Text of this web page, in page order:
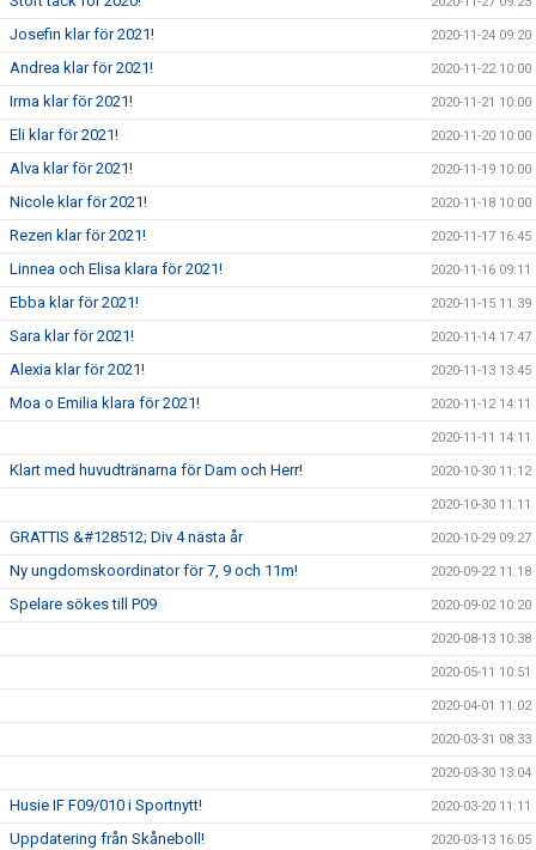
Josefin klar för 2021! 2020-11-24 09:20
Andrea klar för 2021! 2020-11-22 10:00
Irma klar för 2021! 2020-11-21 10:00
Eli klar för 2021! 2020-11-20 10:00
Alva klar för 2021! 2020-11-19 10:00
Nicole klar för 2021! 2020-11-18 10:00
Rezen klar för 2021! 2020-11-17 16:45
Linnea och Elisa klara för 2021! 2020-11-16 09:11
Ebba klar för 2021! 2020-11-15 11:39
Sara klar för 2021! 2020-11-14 17:47
Alexia klar för 2021! 2020-11-13 13:45
Moa o Emilia klara för 2021! 2020-11-12 14:11
2020-11-11 14:11
Klart med huvudtränarna för Dam och Herr! 2020-10-30 11:12
2020-10-30 11:11
GRATTIS &#128512; Div 4 nästa år 2020-10-29 09:27
Ny ungdomskoordinator för 7, 9 och 11m! 2020-09-22 11:18
Spelare sökes till P09 2020-09-02 10:20
2020-08-13 10:38
2020-05-11 10:51
2020-04-01 11:02
2020-03-31 08:33
2020-03-30 13:04
Husie IF F09/010 i Sportnytt! 2020-03-20 11:11
Uppdatering från Skåneboll! 2020-03-13 16:05